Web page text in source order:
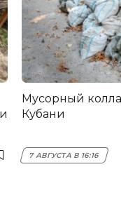
Мусорный
Кубани
7 АВГУСТА В 16:16